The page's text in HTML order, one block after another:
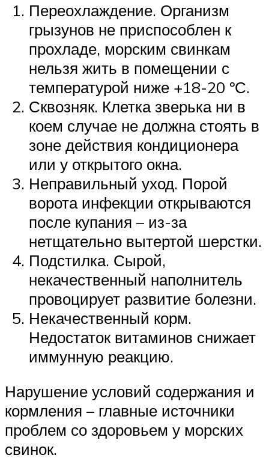
Переохлаждение. Организм
грызунов не приспособлен к
прохладе, морским свинкам
нельзя жить в помещении с
температурой ниже +18-20 ºС.
Сквозняк. Клетка зверька ни в
коем случае не должна стоять в
зоне действия кондиционера
или у открытого окна.
Неправильный уход. Порой
ворота инфекции открываются
после купания – из-за
нетщательно вытертой шерстки.
Подстилка. Сырой,
некачественный наполнитель
провоцирует развитие болезни.
Некачественный корм.
Недостаток витаминов снижает
иммунную реакцию.
Нарушение условий содержания и
кормления – главные источники
проблем со здоровьем у морских
свинок.